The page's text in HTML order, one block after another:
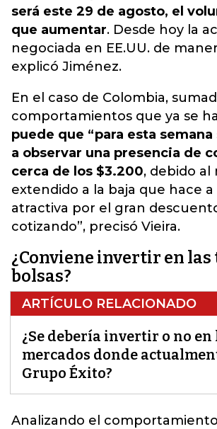
será este 29 de agosto, el
que aumentar. Desde hoy la
negociada en EE.UU. de
explicó Jiménez.
En el caso de Colombia,
comportamientos que ya se
puede que “para esta
a observar una presencia de
cerca de los $3.200, debido
extendido a la baja que hace
atractiva por el gran
cotizando”, precisó Vieira.
¿Conviene invertir en las
bolsas?
ARTÍCULO RELACIONADO
¿Se debería invertir o no en
mercados donde
Grupo Éxito?
Analizando el